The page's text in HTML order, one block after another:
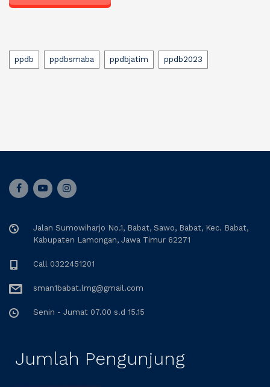
Tags
ppdb ppdbsmaba ppdbjatim ppdb2023
Jalan Sumowiharjo No.1, Babat, Sawo, Babat, Kec. Babat,
Kabupaten Lamongan, Jawa Timur 62271
Call 0322451201
sman1babat.lmg@gmail.com
Senin - Jumat 07.00 s.d 15.15
Jumlah Pengunjung